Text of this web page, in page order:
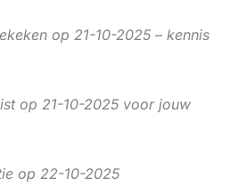
op 21-10-2025 – kennis
op 21-10-2025 voor jouw
op 22-10-2025